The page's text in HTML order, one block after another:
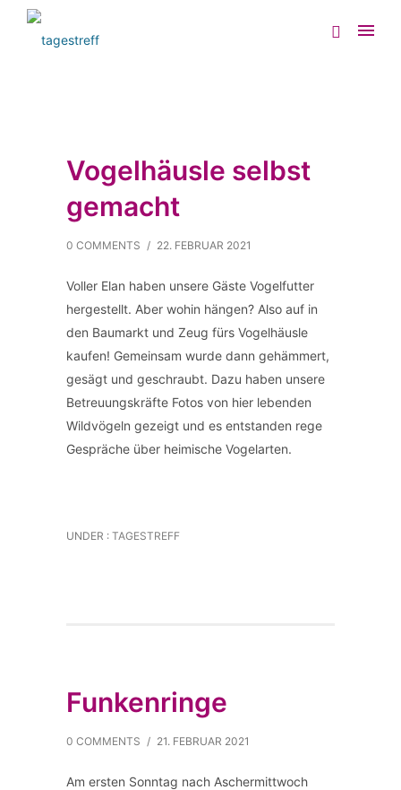
Vogelhäusle selbst
gemacht
0 COMMENTS / 22. FEBRUAR 2021
Voller Elan haben unsere Gäste Vogelfutter
hergestellt. Aber wohin hängen? Also auf in
den Baumarkt und Zeug fürs Vogelhäusle
kaufen! Gemeinsam wurde dann gehämmert,
gesägt und geschraubt. Dazu haben unsere
Betreuungskräfte Fotos von hier lebenden
Wildvögeln gezeigt und es entstanden rege
Gespräche über heimische Vogelarten.
UNDER : TAGESTREFF
Funkenringe
0 COMMENTS / 21. FEBRUAR 2021
Am ersten Sonntag nach Aschermittwoch